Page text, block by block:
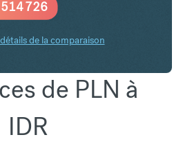
726
de la comparaison
de PLN à
IDR